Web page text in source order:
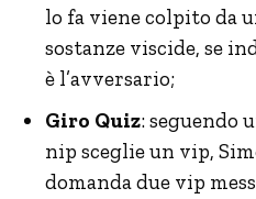
lo fa viene colpito da
sostanze viscide, se
è l’avversario;
Giro Quiz: seguendo
nip sceglie un vip,
domanda due vip